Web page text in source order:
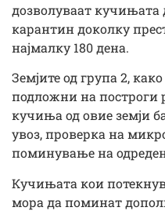
дозволуваат кучињата
карантин доколку
најмалку 180 дена.
Земјите од група 2,
подложни на построги
кучиња од овие земји
увоз, проверка на
поминување на
Кучињата кои
мора да поминат